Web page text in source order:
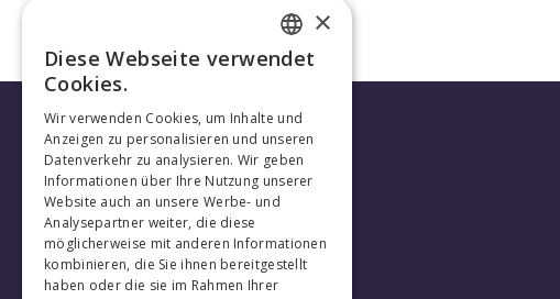
FRENCH
×
Diese Webseite verwendet
Cookies.
Wir verwenden Cookies, um Inhalte und
Anzeigen zu personalisieren und unseren
Datenverkehr zu analysieren. Wir geben
Informationen über Ihre Nutzung unserer
Website auch an unsere Werbe- und
Analysepartner weiter, die diese
möglicherweise mit anderen Informationen
kombinieren, die Sie ihnen bereitgestellt
haben oder die sie im Rahmen Ihrer